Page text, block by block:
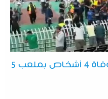
فتح تحقيق قضائي حول وفاة 4 أشخاص بملعب 5